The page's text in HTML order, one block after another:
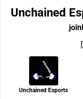
Unchained
Unchained Esports